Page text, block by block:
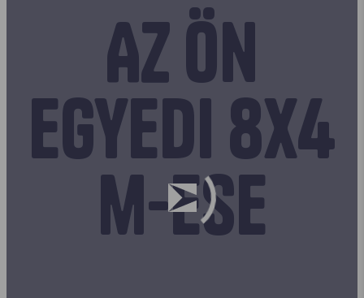
Az Ön
egyedi 8x4
m-ese